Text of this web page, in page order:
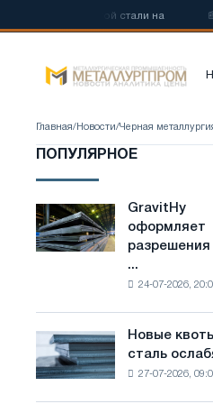
стали на 📰 Новые
Главная/ Новости/Черная
ПОПУЛЯРНОЕ
GravitHy
оформляет
разрешения
строительство
производству
низкоуглеродистой
GravitHy
оформляет
разрешения
...
24-07-2026,
Новые
квоты
на
Новые
сталь
27-07-2026,